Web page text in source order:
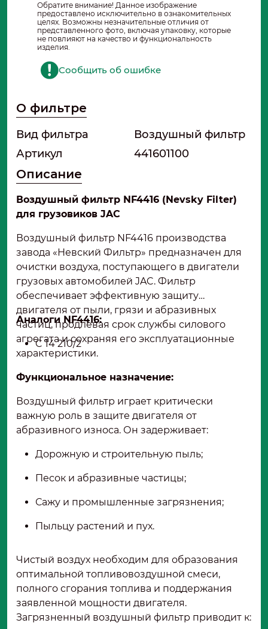
Обратите внимание! Данное изображение
предоставлено исключительно в ознакомительных
целях. Возможны незначительные отличия от
представленного фото, включая упаковку, которые
не повлияют на качество и функциональность
изделия.
Сообщить об ошибке
О фильтре
Вид фильтра
Воздушный фильтр
Артикул
441601100
Описание
Воздушный фильтр NF4416 (Nevsky Filter)
для грузовиков JAC
Воздушный фильтр NF4416 производства
завода «Невский Фильтр» предназначен для
очистки воздуха, поступающего в двигатели
грузовых автомобилей JAC. Фильтр
обеспечивает эффективную защиту
двигателя от пыли, грязи и абразивных
частиц, продлевая срок службы силового
агрегата и сохраняя его эксплуатационные
характеристики.
Аналоги NF4416:
C 14 210/2
Функциональное назначение:
Воздушный фильтр играет критически
важную роль в защите двигателя от
абразивного износа. Он задерживает:
Дорожную и строительную пыль;
Песок и абразивные частицы;
Сажу и промышленные загрязнения;
Пыльцу растений и пух.
Чистый воздух необходим для образования
оптимальной топливовоздушной смеси,
полного сгорания топлива и поддержания
заявленной мощности двигателя.
Загрязненный воздушный фильтр приводит к: